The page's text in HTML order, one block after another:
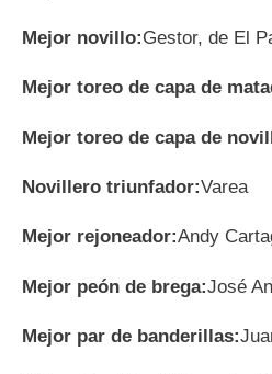
Mejor novillo:Gestor, de El
Mejor toreo de capa de
Mejor toreo de capa de
Novillero triunfador:Varea
Mejor rejoneador:Andy
Mejor peón de brega:José
Mejor par de banderillas: